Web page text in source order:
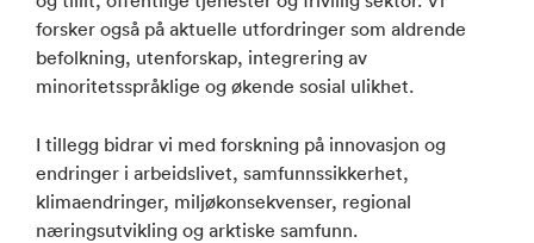
forsker også på aktuelle utfordringer som aldrende
befolkning, utenforskap, integrering av
minoritetsspråklige og økende sosial ulikhet.
I tillegg bidrar vi med forskning på innovasjon og
endringer i arbeidslivet, samfunnssikkerhet,
klimaendringer, miljøkonsekvenser, regional
næringsutvikling og arktiske samfunn.